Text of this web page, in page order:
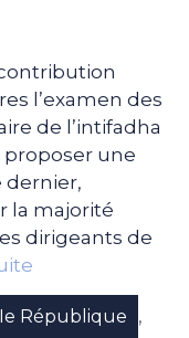
l’examen des
de l’intifadha
une
dernier,
la majorité
dirigeants de
République ,